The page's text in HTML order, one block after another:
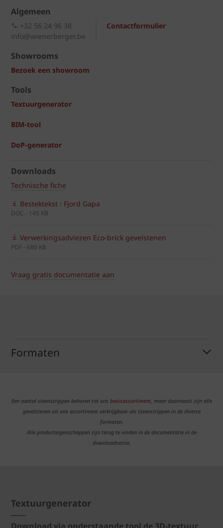
Algemeen
Contactformulier
+32 56 24 96 38
info@wienerberger.be
Showrooms
Bezoek een showroom
Tools
Textuurgenerator
BIM-tool
DoP-generator
Downloads
Technische fiche
Bestektekst : Fjord Gapa
DOC - 145 KB
Verwerkingsadviezen Eco-brick gevelstenen
PDF - 680 KB
Vraag gratis documentatie aan
Formaten
Een aantal steenstrippen behoren tot ons basisassortiment, maar daarnaast zijn alle
gevelstenen uit ons assortiment verkrijgbaar als steenstrippen in de diverse
formaten.
Alle producteigenschappen zijn terug te vinden in de documentatie in de
downloadsectie.
Textuurgenerator